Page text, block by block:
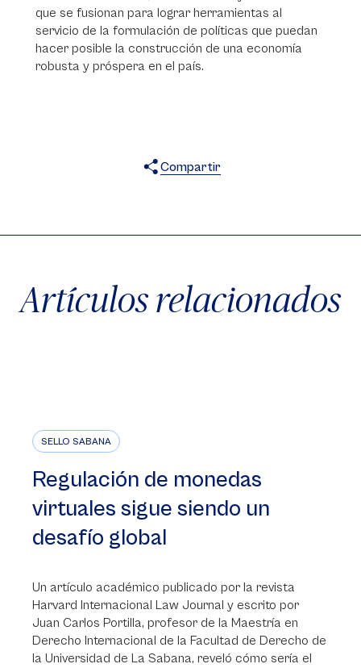
que se fusionan para lograr herramientas al
servicio de la formulación de políticas que puedan
hacer posible la construcción de una economía
robusta y próspera en el país.
Compartir
Artículos relacionados
SELLO SABANA
Regulación de monedas
virtuales sigue siendo un
desafío global
Un artículo académico publicado por la revista
Harvard Internacional Law Journal y escrito por
Juan Carlos Portilla, profesor de la Maestría en
Derecho Internacional de la Facultad de Derecho de
la Universidad de La Sabana, reveló cómo sería el